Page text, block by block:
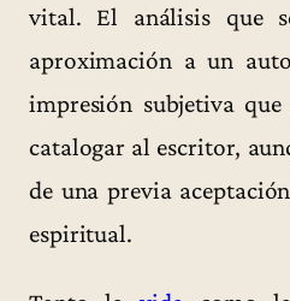
vital. El análisis que
aproximación a un
impresión subjetiva
catalogar al escritor,
de una previa
espiritual.